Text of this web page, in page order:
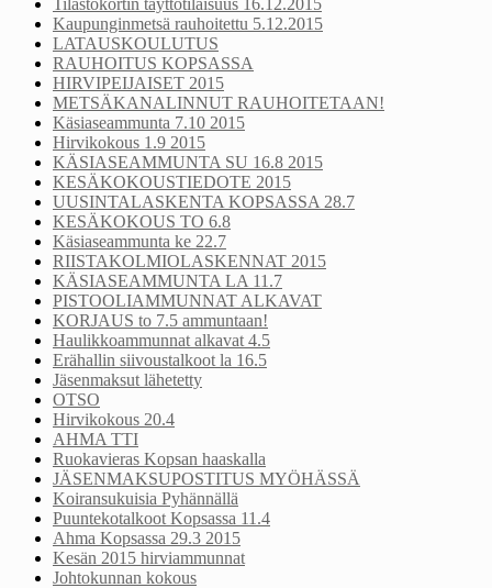
Kaupunginmetsä rauhoitettu 5.12.2015
LATAUSKOULUTUS
RAUHOITUS KOPSASSA
HIRVIPEIJAISET 2015
METSÄKANALINNUT RAUHOITETAAN!
Käsiaseammunta 7.10 2015
Hirvikokous 1.9 2015
KÄSIASEAMMUNTA SU 16.8 2015
KESÄKOKOUSTIEDOTE 2015
UUSINTALASKENTA KOPSASSA 28.7
KESÄKOKOUS TO 6.8
Käsiaseammunta ke 22.7
RIISTAKOLMIOLASKENNAT 2015
KÄSIASEAMMUNTA LA 11.7
PISTOOLIAMMUNNAT ALKAVAT
KORJAUS to 7.5 ammuntaan!
Haulikkoammunnat alkavat 4.5
Erähallin siivoustalkoot la 16.5
Jäsenmaksut lähetetty
OTSO
Hirvikokous 20.4
AHMA TTI
Ruokavieras Kopsan haaskalla
JÄSENMAKSUPOSTITUS MYÖHÄSSÄ
Koiransukuisia Pyhännällä
Puuntekotalkoot Kopsassa 11.4
Ahma Kopsassa 29.3 2015
Kesän 2015 hirviammunnat
Johtokunnan kokous